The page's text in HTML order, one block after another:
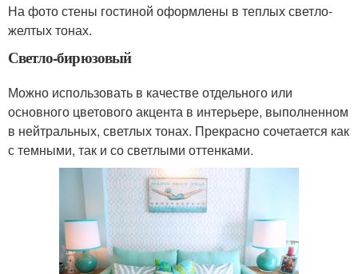
На фото стены гостиной оформлены в теплых светло-
желтых тонах.
Светло-бирюзовый
Можно использовать в качестве отдельного или
основного цветового акцента в интерьере, выполненном
в нейтральных, светлых тонах. Прекрасно сочетается как
с темными, так и со светлыми оттенками.